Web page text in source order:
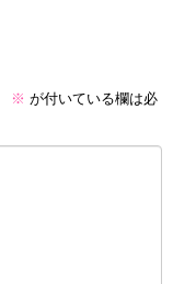
※ が付いている欄は必